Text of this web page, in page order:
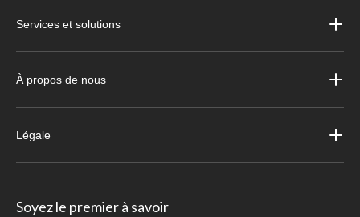
Services et solutions
À propos de nous
Légale
Soyez le premier à savoir